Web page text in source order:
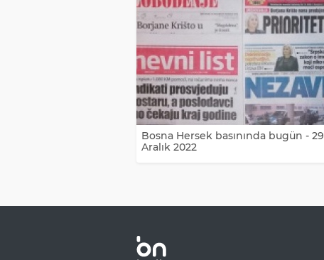
Bosna Hersek basınında bugün - 29
Aralık 2022